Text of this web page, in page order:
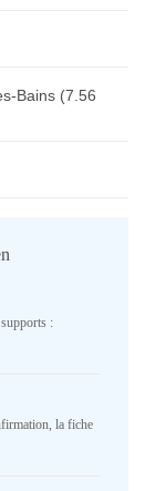
Bains (7.56
:
la fiche